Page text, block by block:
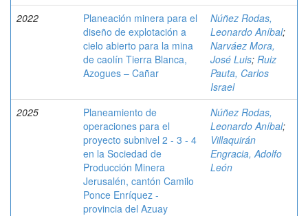
2022
Planeación minera para el
diseño de explotación a
cielo abierto para la mina
de caolín Tierra Blanca,
Azogues – Cañar
Núñez Rodas,
Leonardo Aníbal;
Narváez Mora,
José Luis; Ruiz
Pauta, Carlos
Israel
2025
Planeamiento de
operaciones para el
proyecto subnivel 2 - 3 - 4
en la Sociedad de
Producción Minera
Jerusalén, cantón Camilo
Ponce Enríquez -
provincia del Azuay
Núñez Rodas,
Leonardo Aníbal;
Villaquirán
Engracia, Adolfo
León